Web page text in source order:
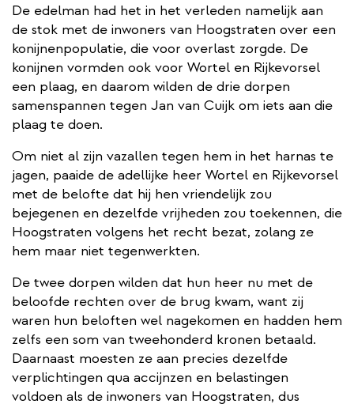
De edelman had het in het verleden namelijk aan
de stok met de inwoners van Hoogstraten over een
konijnenpopulatie, die voor overlast zorgde. De
konijnen vormden ook voor Wortel en Rijkevorsel
een plaag, en daarom wilden de drie dorpen
samenspannen tegen Jan van Cuijk om iets aan die
plaag te doen.
Om niet al zijn vazallen tegen hem in het harnas te
jagen, paaide de adellijke heer Wortel en Rijkevorsel
met de belofte dat hij hen vriendelijk zou
bejegenen en dezelfde vrijheden zou toekennen, die
Hoogstraten volgens het recht bezat, zolang ze
hem maar niet tegenwerkten.
De twee dorpen wilden dat hun heer nu met de
beloofde rechten over de brug kwam, want zij
waren hun beloften wel nagekomen en hadden hem
zelfs een som van tweehonderd kronen betaald.
Daarnaast moesten ze aan precies dezelfde
verplichtingen qua accijnzen en belastingen
voldoen als de inwoners van Hoogstraten, dus